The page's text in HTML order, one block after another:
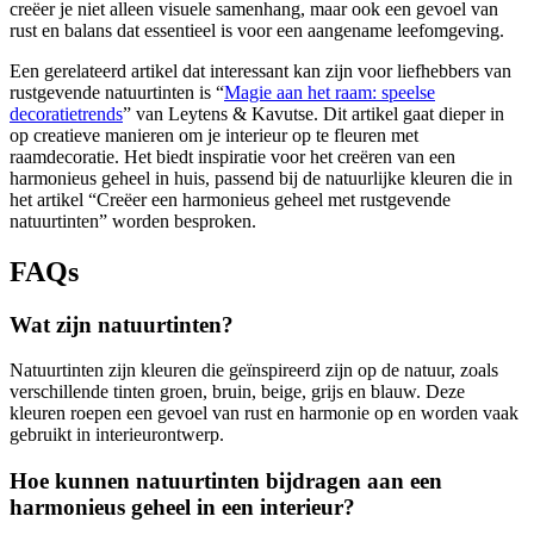
creëer je niet alleen visuele samenhang, maar ook een gevoel van
rust en balans dat essentieel is voor een aangename leefomgeving.
Een gerelateerd artikel dat interessant kan zijn voor liefhebbers van
rustgevende natuurtinten is “Magie aan het raam: speelse
decoratietrends” van Leytens & Kavutse. Dit artikel gaat dieper in
op creatieve manieren om je interieur op te fleuren met
raamdecoratie. Het biedt inspiratie voor het creëren van een
harmonieus geheel in huis, passend bij de natuurlijke kleuren die in
het artikel “Creëer een harmonieus geheel met rustgevende
natuurtinten” worden besproken.
FAQs
Wat zijn natuurtinten?
Natuurtinten zijn kleuren die geïnspireerd zijn op de natuur, zoals
verschillende tinten groen, bruin, beige, grijs en blauw. Deze
kleuren roepen een gevoel van rust en harmonie op en worden vaak
gebruikt in interieurontwerp.
Hoe kunnen natuurtinten bijdragen aan een
harmonieus geheel in een interieur?